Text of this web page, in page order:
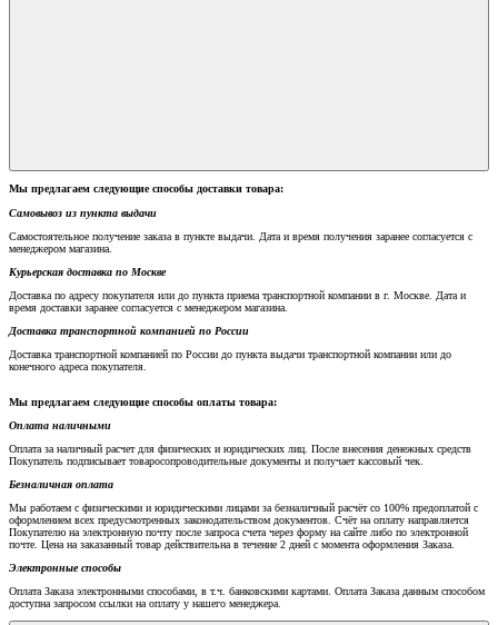
Мы предлагаем следующие способы доставки товара:
Самовывоз из пункта выдачи
Самостоятельное получение заказа в пункте выдачи. Дата и время получения заранее согласуется с
менеджером магазина.
Курьерская доставка по Москве
Доставка по адресу покупателя или до пункта приема транспортной компании в г. Москве. Дата и
время доставки заранее согласуется с менеджером магазина.
Доставка транспортной компанией по России
Доставка транспортной компанией по России до пункта выдачи транспортной компании или до
конечного адреса покупателя.
Мы предлагаем следующие способы оплаты товара:
Оплата наличными
Оплата за наличный расчет для физических и юридических лиц. После внесения денежных средств
Покупатель подписывает товаросопроводительные документы и получает кассовый чек.
Безналичная оплата
Мы работаем с физическими и юридическими лицами за безналичный расчёт со 100% предоплатой с
оформлением всех предусмотренных законодательством документов. Счёт на оплату направляется
Покупателю на электронную почту после запроса счета через форму на сайте либо по электронной
почте. Цена на заказанный товар действительна в течение 2 дней с момента оформления Заказа.
Электронные способы
Оплата Заказа электронными способами, в т.ч. банковскими картами. Оплата Заказа данным способом
доступна запросом ссылки на оплату у нашего менеджера.